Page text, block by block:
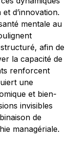
d’innovation.
mentale au
structuré, afin de
la capacité de
renforcent
une
et bien-
invisibles
de
managériale.